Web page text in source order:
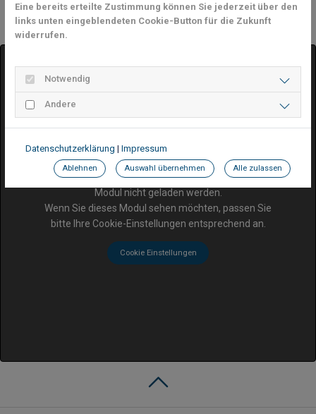
Google Maps inaktiv
Aufgrund Ihrer Cookie-Einstellungen kann dieses
Modul nicht geladen werden.
Wenn Sie dieses Modul sehen möchten, passen Sie
bitte Ihre Cookie-Einstellungen entsprechend an.
Cookie Einstellungen
Eine bereits erteilte Zustimmung können Sie jederzeit über den
links unten eingeblendeten Cookie-Button für die Zukunft
widerrufen.
Notwendig
Andere
Datenschutzerklärung | Impressum
Ablehnen Auswahl übernehmen Alle zulassen